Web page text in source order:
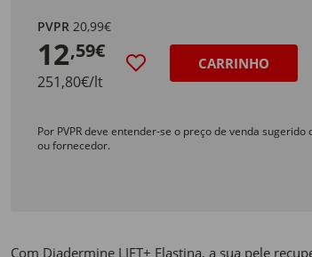
PVPR 20,99€
12,59€
251,80€/lt
CARRINHO
Por PVPR deve entender-se o preço de venda
ou fornecedor.
Com Diadermine LIFT+ Elastina, a sua pele